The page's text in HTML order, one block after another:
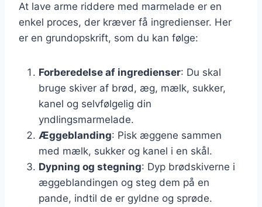
At lave arme riddere med marmelade er en
enkel proces, der kræver få ingredienser. Her
er en grundopskrift, som du kan følge:
Forberedelse af ingredienser: Du skal
bruge skiver af brød, æg, mælk, sukker,
kanel og selvfølgelig din
yndlingsmarmelade.
Æggeblanding: Pisk æggene sammen
med mælk, sukker og kanel i en skål.
Dypning og stegning: Dyp brødskiverne i
æggeblandingen og steg dem på en
pande, indtil de er gyldne og sprøde.